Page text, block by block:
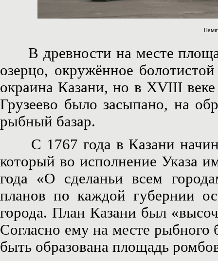
В древности на месте
озерцо, окружённое
окраина Казани, но в XVIII
Грузеево было засыпано, на
рыбный базар.
С 1767 года в Казани
который во исполнение Указа
года «О сделаньи всем
планов по каждой губернии
города. План Казани был
Согласно ему на месте
быть образована площадь